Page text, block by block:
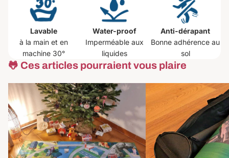
Lavable
à la main et en
machine 30°
Water-proof
Imperméable aux
liquides
Anti-dérapant
Bonne adhérence au
sol
🐸 Ces articles pourraient vous plaire
Quel cadeau de Noël original offrir à
votre enfant de 3 à 12 ans ?
7 Façons Créatives
Jeu Après la Petite